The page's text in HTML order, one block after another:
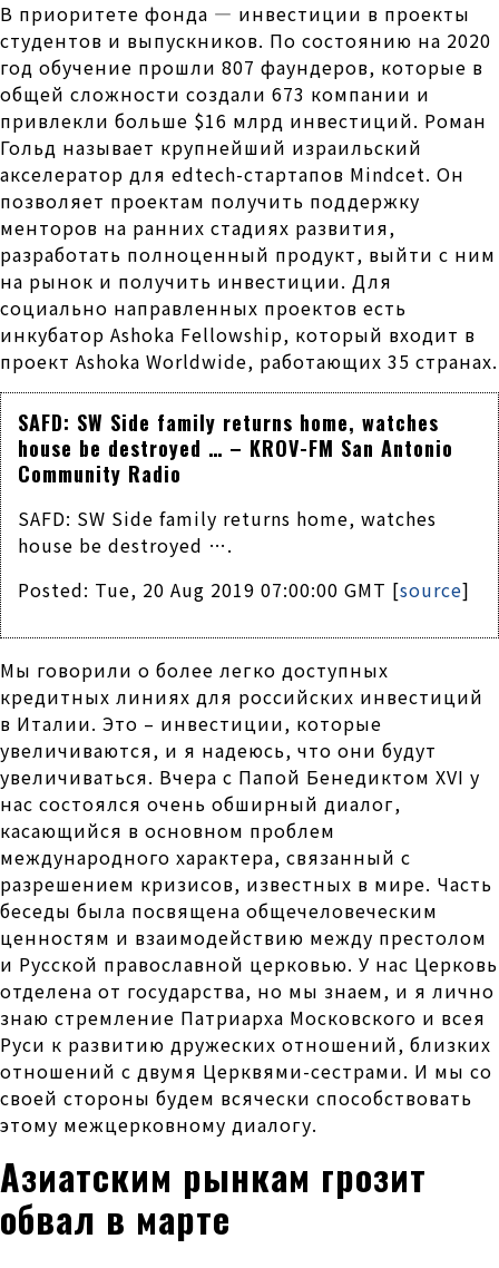
В приоритете фонда — инвестиции в проекты
студентов и выпускников. По состоянию на 2020
год обучение прошли 807 фаундеров, которые в
общей сложности создали 673 компании и
привлекли больше $16 млрд инвестиций. Роман
Гольд называет крупнейший израильский
акселератор для edtech-стартапов Mindcet. Он
позволяет проектам получить поддержку
менторов на ранних стадиях развития,
разработать полноценный продукт, выйти с ним
на рынок и получить инвестиции. Для
социально направленных проектов есть
инкубатор Ashoka Fellowship, который входит в
проект Ashoka Worldwide, работающих 35 странах.
SAFD: SW Side family returns home, watches
house be destroyed … – KROV-FM San Antonio
Community Radio
SAFD: SW Side family returns home, watches
house be destroyed ….
Posted: Tue, 20 Aug 2019 07:00:00 GMT [source]
Мы говорили о более легко доступных
кредитных линиях для российских инвестиций
в Италии. Это – инвестиции, которые
увеличиваются, и я надеюсь, что они будут
увеличиваться. Вчера с Папой Бенедиктом XVI у
нас состоялся очень обширный диалог,
касающийся в основном проблем
международного характера, связанный с
разрешением кризисов, известных в мире. Часть
беседы была посвящена общечеловеческим
ценностям и взаимодействию между престолом
и Русской православной церковью. У нас Церковь
отделена от государства, но мы знаем, и я лично
знаю стремление Патриарха Московского и всея
Руси к развитию дружеских отношений, близких
отношений с двумя Церквями-сестрами. И мы со
своей стороны будем всячески способствовать
этому межцерковному диалогу.
Азиатским рынкам грозит
обвал в марте